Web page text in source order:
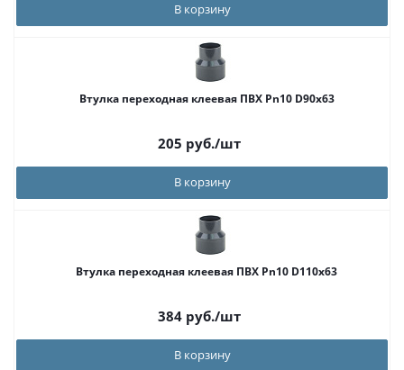
В корзину
Втулка переходная клеевая ПВХ Pn10 D90x63
205 руб./шт
В корзину
Втулка переходная клеевая ПВХ Pn10 D110x63
384руб./шт
В корзину